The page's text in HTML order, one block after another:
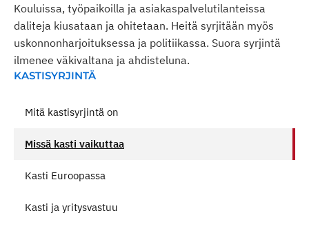
Kouluissa, työpaikoilla ja asiakaspalvelutilanteissa
daliteja kiusataan ja ohitetaan. Heitä syrjitään myös
uskonnonharjoituksessa ja politiikassa. Suora syrjintä
ilmenee väkivaltana ja ahdisteluna.
KASTISYRJINTÄ
Mitä kastisyrjintä on
Missä kasti vaikuttaa
Kasti Euroopassa
Kasti ja yritysvastuu